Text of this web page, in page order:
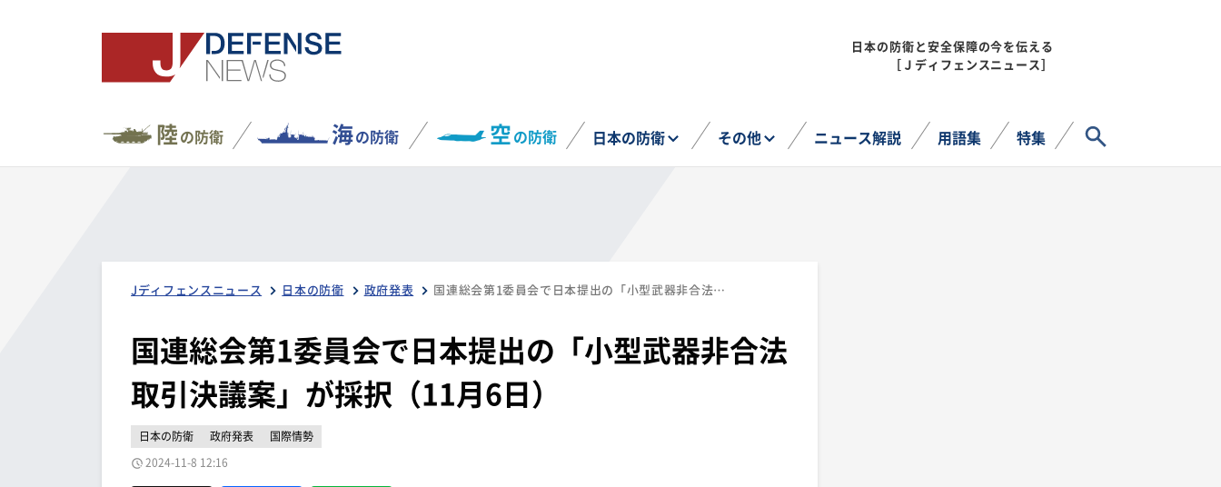
日本の防衛と安全保障の今を伝える
［Ｊディフェンスニュース］
陸の防衛 海の防衛 空の防衛 日本の防衛 その他 ニュース解説 用語集 特集
Jディフェンスニュース 日本の防衛 政府発表 国連総会第1委員会で日本提出の「小型武器非合法取引決議案」が採択（11月6日）
国連総会第1委員会で日本提出の「小型武器非合法
取引決議案」が採択（11月6日）
日本の防衛 政府発表
国際情勢
2024-11-8 12:16